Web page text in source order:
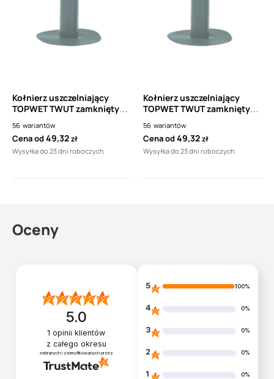
Kołnierz uszczelniający
TOPWET TWUT zamknięty
prostokątny z folii PVC
56 wariantów
Cena od49,32zł
Wysyłka do 23 dni roboczych
Kołnierz uszczelniający
TOPWET TWUT zamknięty
prostokątny z folii PVC
56 wariantów
Cena od49,32zł
Wysyłka do 23 dni roboczych
Oceny
5.0
1 opinii klientów
z całego okresu
zebranych i zweryfikowanych przez
5 100%
4 0%
3 0%
2 0%
1 0%